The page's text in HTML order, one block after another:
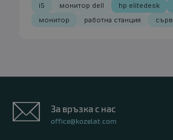
i5
монитор dell hp elitedesk
монитор
работна станция
За връзка с нас
office@kozelat.com